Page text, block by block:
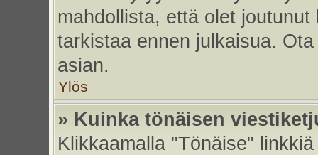
mahdollista, että olet
tarkistaa ennen julkaisua.
asian.
Ylös
» Kuinka tönäisen
Klikkaamalla "Tönäise"